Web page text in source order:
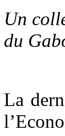
Un
du
La